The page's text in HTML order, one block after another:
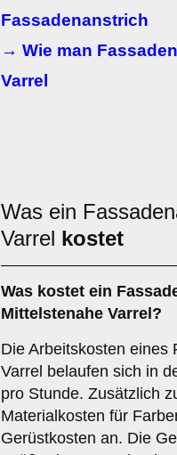
Fassadenanstrich
→ Wie man
Varrel
Was ein
Varrel kostet
Was kostet ein
Mittelstenahe Varrel?
Die Arbeitskosten eines
Varrel belaufen sich in
pro Stunde. Zusätzlich
Materialkosten für
Gerüstkosten an. Die